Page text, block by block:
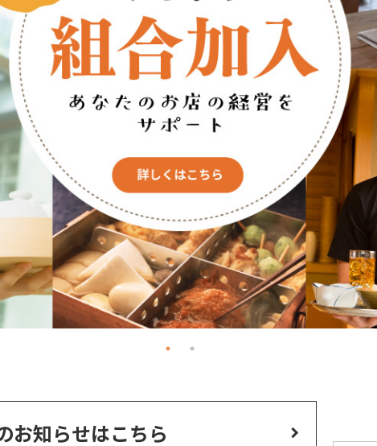
お知らせはこちら